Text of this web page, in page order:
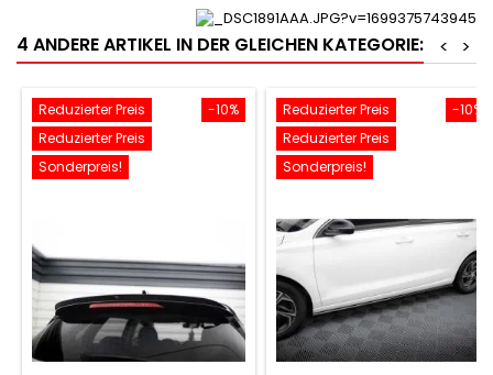
4 ANDERE ARTIKEL IN DER GLEICHEN KATEGORIE: >
<
-10%
Reduzierter Preis
Reduzierter Preis
Sonderpreis!
-10%
Reduzierter Preis
Reduzierter Preis
Sonderpreis!